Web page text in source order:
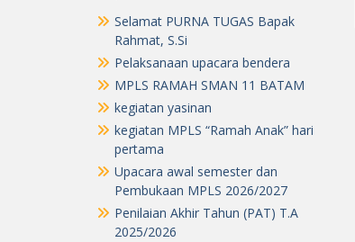
Selamat PURNA TUGAS Bapak
Rahmat, S.Si
Pelaksanaan upacara bendera
MPLS RAMAH SMAN 11 BATAM
kegiatan yasinan
kegiatan MPLS “Ramah Anak” hari
pertama
Upacara awal semester dan
Pembukaan MPLS 2026/2027
Penilaian Akhir Tahun (PAT) T.A
2025/2026